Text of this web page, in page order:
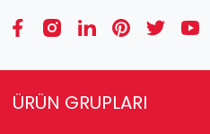
ÜRÜN GRUPLARI